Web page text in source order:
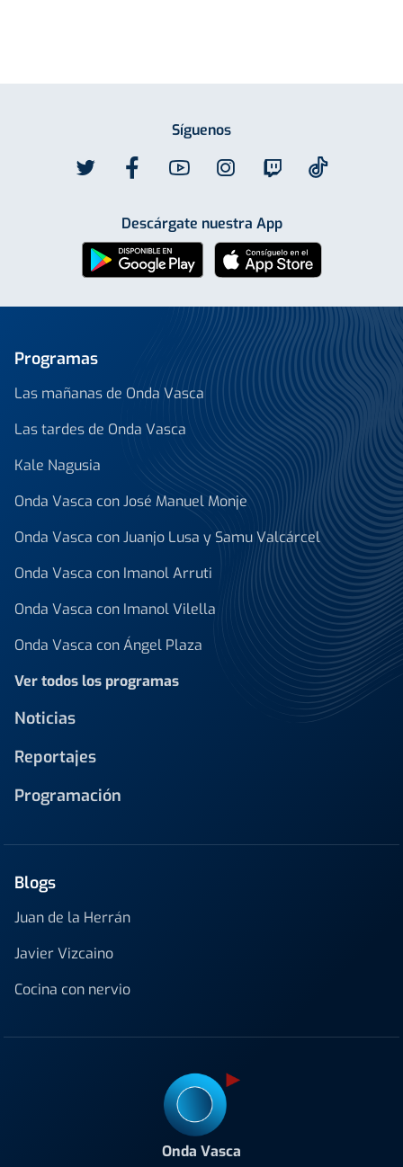
Síguenos
Descárgate nuestra App
Programas
Las mañanas de Onda Vasca
Las tardes de Onda Vasca
Kale Nagusia
Onda Vasca con José Manuel Monje
Onda Vasca con Juanjo Lusa y Samu Valcárcel
Onda Vasca con Imanol Arruti
Onda Vasca con Imanol Vilella
Onda Vasca con Ángel Plaza
Ver todos los programas
Noticias
Reportajes
Programación
Blogs
Juan de la Herrán
Javier Vizcaino
Cocina con nervio
Onda Vasca